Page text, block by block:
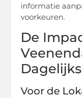
informatie
voorkeuren.
De
Voor de